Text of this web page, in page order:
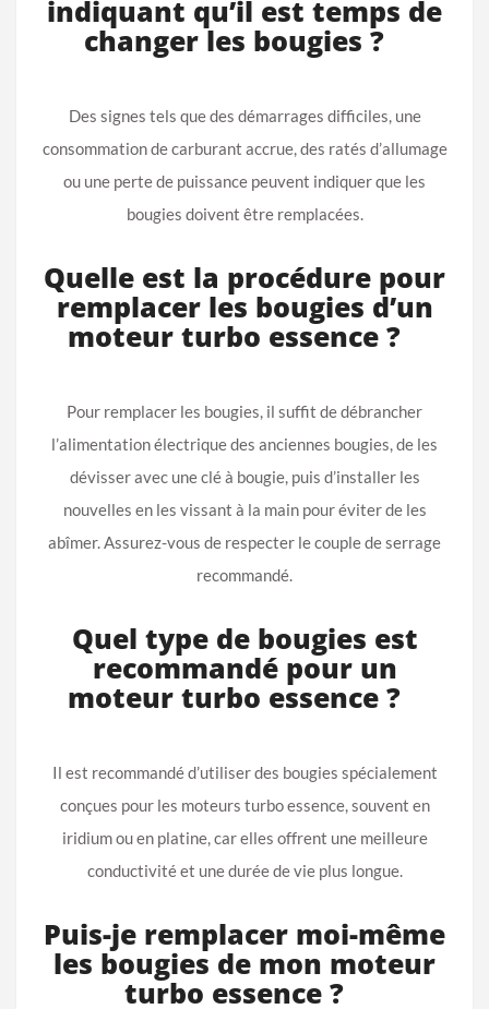
indiquant qu’il est temps de
changer les bougies ?
Des signes tels que des démarrages difficiles, une
consommation de carburant accrue, des ratés d’allumage
ou une perte de puissance peuvent indiquer que les
bougies doivent être remplacées.
Quelle est la procédure pour
remplacer les bougies d’un
moteur turbo essence ?
Pour remplacer les bougies, il suffit de débrancher
l’alimentation électrique des anciennes bougies, de les
dévisser avec une clé à bougie, puis d’installer les
nouvelles en les vissant à la main pour éviter de les
abîmer. Assurez-vous de respecter le couple de serrage
recommandé.
Quel type de bougies est
recommandé pour un
moteur turbo essence ?
Il est recommandé d’utiliser des bougies spécialement
conçues pour les moteurs turbo essence, souvent en
iridium ou en platine, car elles offrent une meilleure
conductivité et une durée de vie plus longue.
Puis-je remplacer moi-même
les bougies de mon moteur
turbo essence ?